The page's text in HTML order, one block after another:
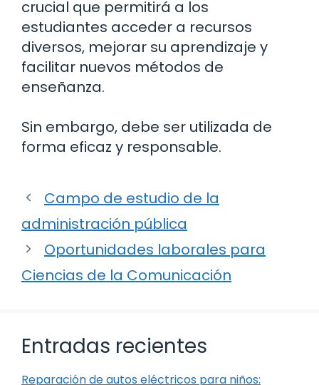
crucial que permitirá a los
estudiantes acceder a recursos
diversos, mejorar su aprendizaje y
facilitar nuevos métodos de
enseñanza.
Sin embargo, debe ser utilizada de
forma eficaz y responsable.
Campo de estudio de la
administración pública
Oportunidades laborales para
Ciencias de la Comunicación
Entradas recientes
Reparación de autos eléctricos para niños: